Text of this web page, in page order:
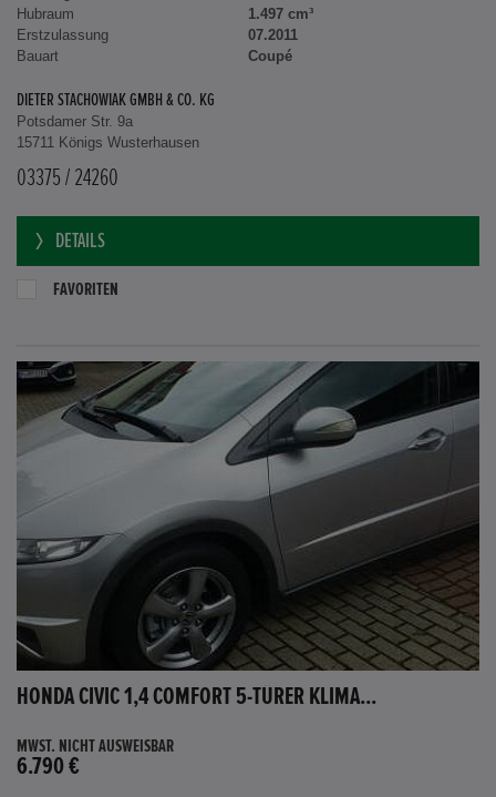
Hubraum
1.497 cm³
Erstzulassung
07.2011
Bauart
Coupé
DIETER STACHOWIAK GMBH & CO. KG
Potsdamer Str. 9a
15711 Königs Wusterhausen
03375 / 24260
DETAILS
FAVORITEN
HONDA CIVIC 1,4 COMFORT 5-TÜRER KLIMA...
MWST. NICHT AUSWEISBAR
6.790 €